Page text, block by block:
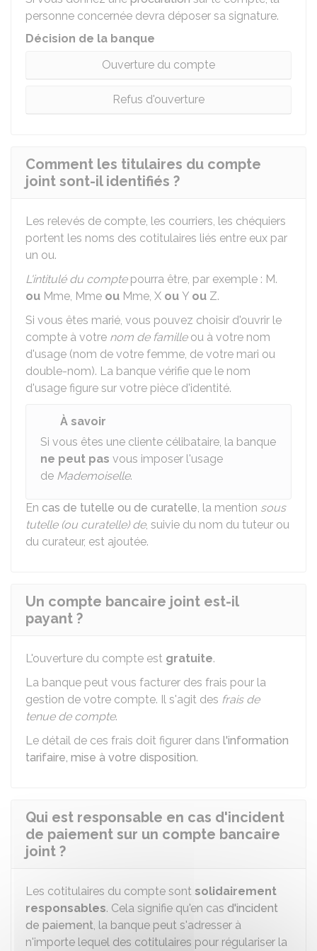
personne concernée devra déposer sa signature.
Décision de la banque
Ouverture du compte
Refus d'ouverture
Comment les titulaires du compte
joint sont-il identifiés ?
Les relevés de compte, les courriers, les chéquiers
portent les noms des cotitulaires liés entre eux par
un ou.
L'intitulé du comptepourra être, par exemple : M.
ou Mme, Mme ou Mme, X ou Y ou Z.
Si vous êtes marié, vous pouvez choisir d'ouvrir le
compte à votre nom de familleou à votre nom
d'usage (nom de votre femme, de votre mari ou
double-nom). La banque vérifie que le nom
d'usage figure sur votre pièce d'identité.
À savoir
Si vous êtes une cliente célibataire, la banque
ne peut pas vous imposer l'usage
de Mademoiselle.
En cas de tutelle ou de curatelle, la mention sous
tutelle (ou curatelle) de, suivie du nom du tuteur ou
du curateur, est ajoutée.
Un compte bancaire joint est-il
payant ?
L'ouverture du compte est gratuite.
La banque peut vous facturer des frais pour la
gestion de votre compte. Il s'agit des frais de
tenue de compte.
Le détail de ces frais doit figurer dans l'information
tarifaire, mise à votre disposition.
Qui est responsable en cas d'incident
de paiement sur un compte bancaire
joint ?
Les cotitulaires du compte sont solidairement
responsables. Cela signifie qu'en cas d'incident
de paiement, la banque peut s'adresser à
n'importe lequel des cotitulaires pour régulariser la